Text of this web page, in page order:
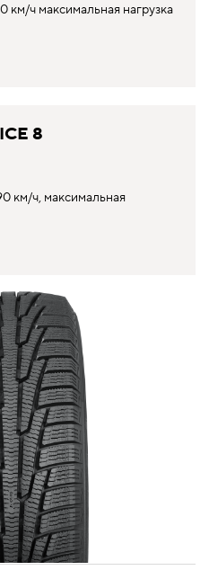
км/ч максимальная нагрузка
8
км/ч, максимальная